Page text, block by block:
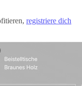
registriere dich